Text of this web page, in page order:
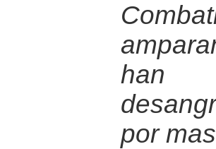
han
por